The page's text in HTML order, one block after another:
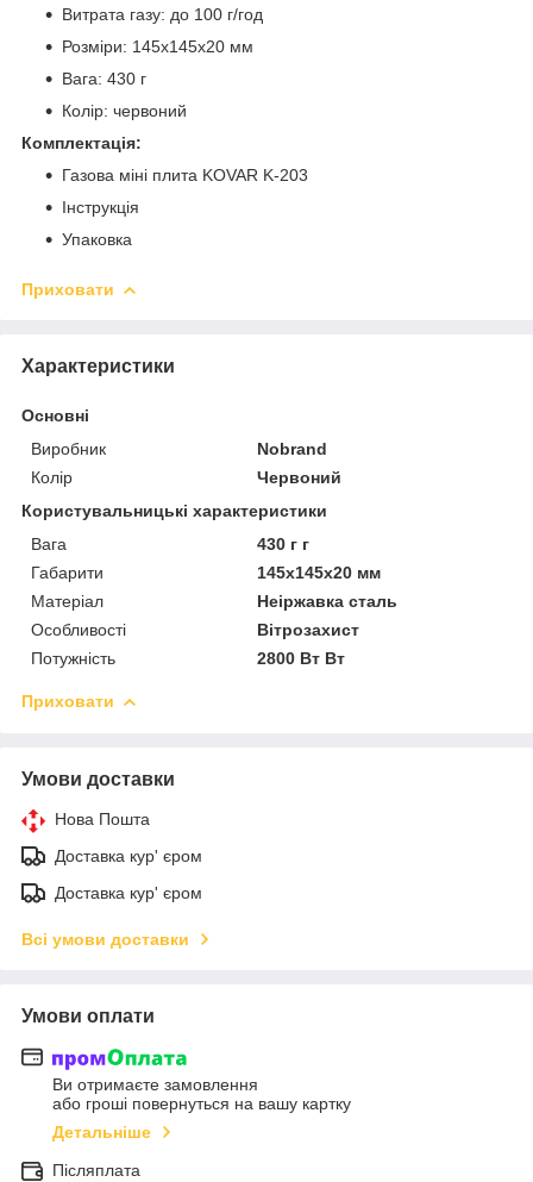
Витрата газу: до 100 г/год
Розміри: 145х145х20 мм
Вага: 430 г
Колір: червоний
Комплектація:
Газова міні плита KOVAR K-203
Інструкція
Упаковка
Приховати
Характеристики
Основні
Виробник
Nobrand
Колір
Червоний
Користувальницькі характеристики
Вага
430 г г
Габарити
145х145х20 мм
Матеріал
Неіржавка сталь
Особливості
Вітрозахист
Потужність
2800 Вт Вт
Приховати
Умови доставки
Нова Пошта
Доставка кур' єром
Доставка кур' єром
Всі умови доставки
Умови оплати
Ви отримаєте замовлення
або гроші повернуться на вашу картку
Детальніше
Післяплата